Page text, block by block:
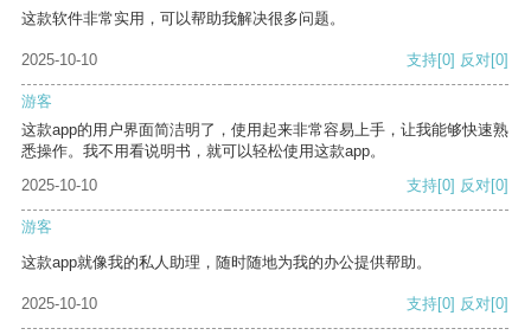
这款软件非常实用，可以帮助我解决很多问题。
2025-10-10 支持[0] 反对[0]
游客
这款app的用户界面简洁明了，使用起来非常容易上手，让我能够快速熟
悉操作。我不用看说明书，就可以轻松使用这款app。
2025-10-10
支持[0] 反对[0]
游客
这款app就像我的私人助理，随时随地为我的办公提供帮助。
2025-10-10 支持[0] 反对[0]